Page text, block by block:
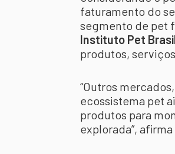
faturamento do
segmento de pet
Instituto Pet
produtos,
“Outros
ecossistema pet
produtos para
explorada”,